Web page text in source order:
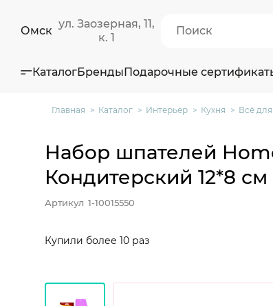
Омск
ул. Заозерная, 11,
к. 1
КаталогБрендыПодарочные
Главная Каталог Интерьер Кухня Всё
Набор шпателей
Кондитерский 12*8
Артикул 1-10015550
Купили более 10 раз